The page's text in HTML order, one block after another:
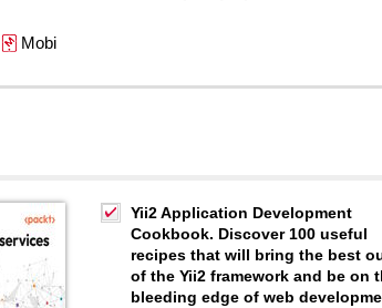
Mobi
Yii2 Application Development
Cookbook. Discover 100 useful
recipes that will bring the best
of the Yii2 framework and be on
bleeding edge of web